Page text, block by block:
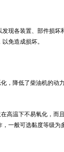
现各装置、部件损坏
免造成损坏。
，降低了柴油机的动
高温下不易氧化，而
一般可选黏度等级为